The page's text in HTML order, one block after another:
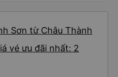
Sơn từ Châu Thành
vé ưu đãi nhất: 2